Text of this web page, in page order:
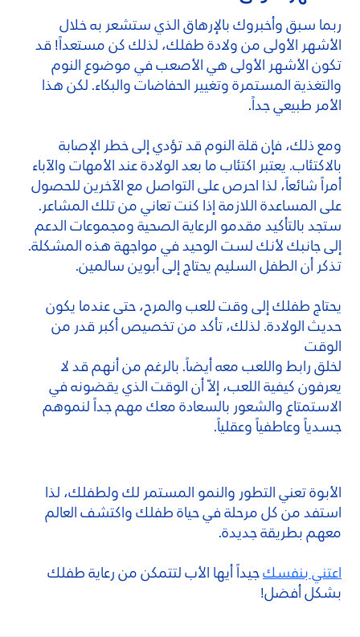
ربما سبق وأخبروك بالإرهاق الذي ستشعر به خلال
الأشهر الأولى من ولادة طفلك، لذلك كن مستعداً! قد
تكون الأشهر الأولى هي الأصعب في موضوع النوم
والتغذية المستمرة وتغيير الحفاضات والبكاء. لكن هذا
الأمر طبيعي جداً.
ومع ذلك، فإن قلة النوم قد تؤدي إلى خطر الإصابة
بالاكتئاب. يعتبر اكتئاب ما بعد الولادة عند الأمهات والآباء
أمراً شائعاً، لذا احرص على التواصل مع الآخرين للحصول
على المساعدة اللازمة إذا كنت تعاني من تلك المشاعر.
ستجد بالتأكيد مقدمو الرعاية الصحية ومجموعات الدعم
إلى جانبك لأنك لست الوحيد في مواجهة هذه المشكلة.
تذكر أن الطفل السليم يحتاج إلى أبوين سالمين.
يحتاج طفلك إلى وقت للعب والمرح، حتى عندما يكون
حديث الولادة. لذلك، تأكد من تخصيص أكبر قدر من
الوقت
لخلق رابط واللعب معه أيضاً. بالرغم من أنهم قد لا
يعرفون كيفية اللعب، إلاّ أن الوقت الذي يقضونه في
الاستمتاع والشعور بالسعادة معك مهم جداً لنموهم
جسدياً وعاطفياً وعقلياً.
الأبوة تعني التطور والنمو المستمر لك ولطفلك، لذا
استفد من كل مرحلة في حياة طفلك واكتشف العالم
معهم بطريقة جديدة.
اعتني بنفسك جيداً أيها الأب لتتمكن من رعاية طفلك
بشكل أفضل!